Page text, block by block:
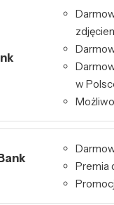
w
Premia